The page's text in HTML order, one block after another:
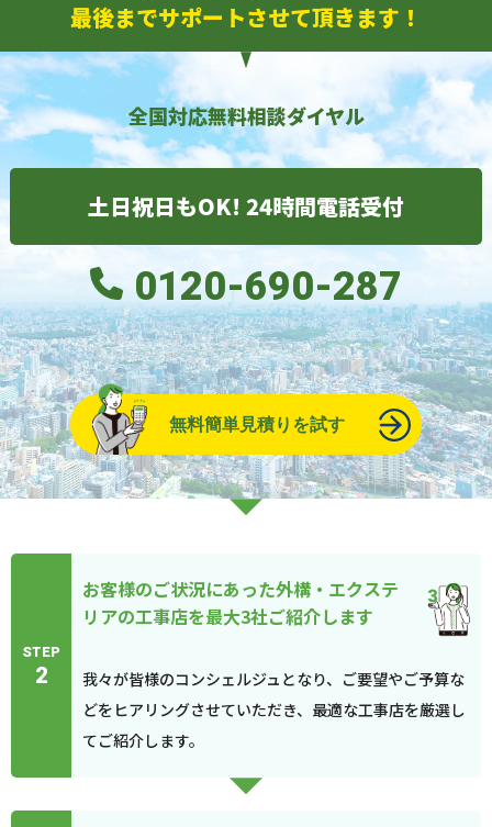
最後までサポートさせて頂きます！
全国対応無料相談ダイヤル
土日祝日もOK! 24時間電話受付
0120-690-287
無料簡単見積りを試す
STEP
2
お客様のご状況にあった外構・エクステ
リアの工事店を最大3社ご紹介します
我々が皆様のコンシェルジュとなり、ご要望やご予算な
どをヒアリングさせていただき、最適な工事店を厳選し
てご紹介します。